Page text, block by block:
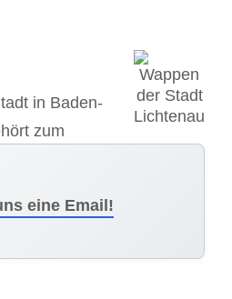
in Baden-
zum
eine Email!